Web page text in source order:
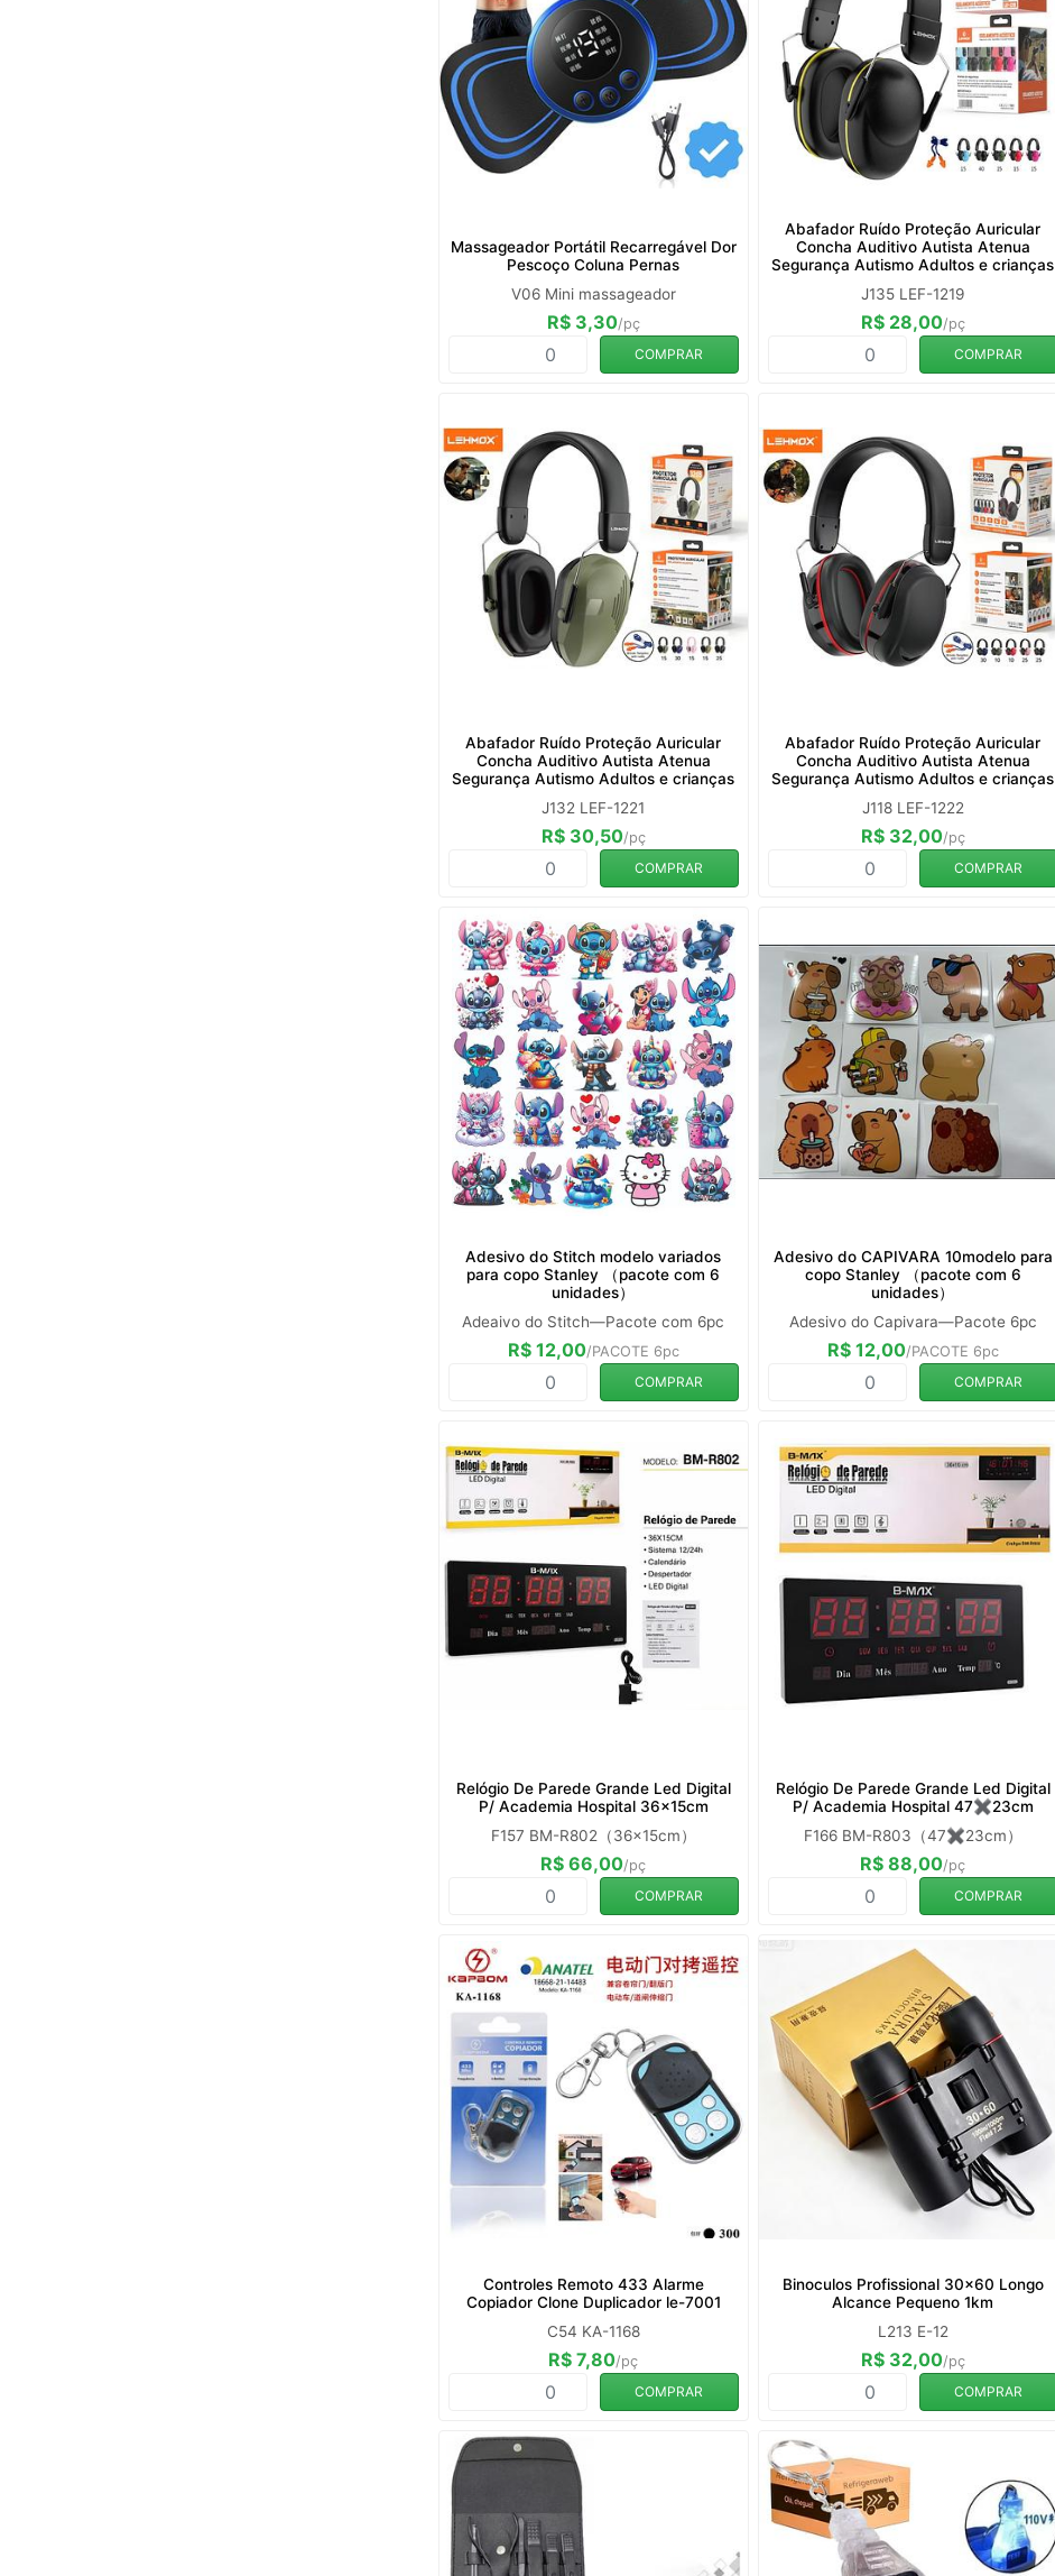
Massageador Portátil Recarregável Dor
Pescoço Coluna Pernas
V06 Mini massageador
R$ 3,30/pç
COMPRAR
Abafador Ruído Proteção Auricular
Concha Auditivo Autista Atenua
Segurança Autismo Adultos e crianças
J135 LEF-1219
R$ 28,00/pç
COMPRAR
Abafador Ruído Proteção Auricular
Concha Auditivo Autista Atenua
Segurança Autismo Adultos e crianças
J132 LEF-1221
R$ 30,50/pç
COMPRAR
Abafador Ruído Proteção Auricular
Concha Auditivo Autista Atenua
Segurança Autismo Adultos e crianças
J118 LEF-1222
R$ 32,00/pç
COMPRAR
Adesivo do Stitch modelo variados
para copo Stanley （pacote com 6
unidades）
Adeaivo do Stitch—Pacote com 6pc
R$ 12,00/PACOTE 6pc
COMPRAR
Adesivo do CAPIVARA 10modelo para
copo Stanley （pacote com 6
unidades）
Adesivo do Capivara—Pacote 6pc
R$ 12,00/PACOTE 6pc
COMPRAR
Relógio De Parede Grande Led Digital
P/ Academia Hospital 36x15cm
F157 BM-R802（36x15cm）
R$ 66,00/pç
COMPRAR
Relógio De Parede Grande Led Digital
P/ Academia Hospital 47✖️23cm
F166 BM-R803（47✖️23cm）
R$ 88,00/pç
COMPRAR
Controles Remoto 433 Alarme
Copiador Clone Duplicador le-7001
C54 KA-1168
R$ 7,80/pç
COMPRAR
Binoculos Profissional 30x60 Longo
Alcance Pequeno 1km
L213 E-12
R$ 32,00/pç
COMPRAR